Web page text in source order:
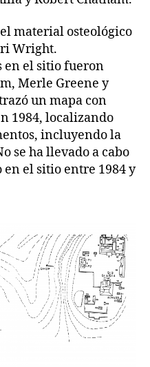
material osteológico
Wright.
en el sitio fueron
Merle Greene y
un mapa con
1984, localizando
incluyendo la
se ha llevado a cabo
el sitio entre 1984 y